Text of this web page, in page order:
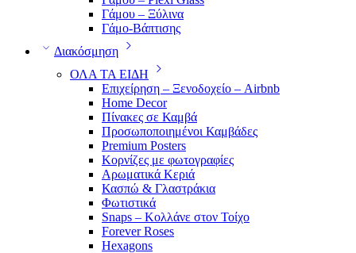
Γάμου – Ξύλινα
Γάμο-Βάπτισης
Διακόσμηση
ΟΛΑ ΤΑ ΕΙΔΗ
Επιχείρηση – Ξενοδοχείο – Airbnb
Home Decor
Πίνακες σε Καμβά
Προσωποποιημένοι Καμβάδες
Premium Posters
Κορνίζες με φωτογραφίες
Αρωματικά Κεριά
Κασπώ & Γλαστράκια
Φωτιστικά
Snaps – Κολλάνε στον Τοίχο
Forever Roses
Hexagons